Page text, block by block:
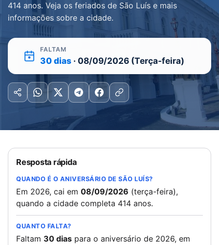
414 anos. Veja os feriados de São Luís e mais
informações sobre a cidade.
FALTAM
30 dias · 08/09/2026 (Terça-feira)
Resposta rápida
QUANDO É O ANIVERSÁRIO DE SÃO LUÍS?
Em 2026, cai em 08/09/2026 (terça-feira),
quando a cidade completa 414 anos.
QUANTO FALTA?
Faltam 30 dias para o aniversário de 2026, em